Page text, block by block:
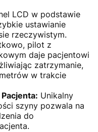
LCD w podstawie
ustawianie
rzeczywistym.
pilot z
daje pacjentowi
zatrzymanie,
w trakcie
Unikalny
szyny pozwala na
do